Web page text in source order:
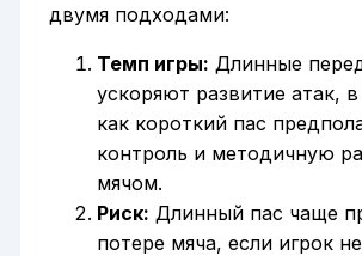
двумя подходами:
Темп игры: Длинные
ускоряют развитие атак,
как короткий пас
контроль и методичную
мячом.
Риск: Длинный пас чаще
потере мяча, если игрок не